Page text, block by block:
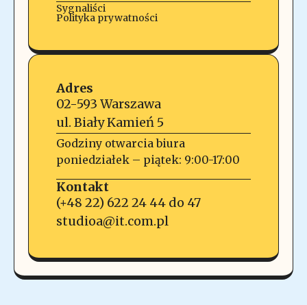
Sygnaliści
Polityka prywatności
Adres
02-593 Warszawa
ul. Biały Kamień 5
Godziny otwarcia biura
poniedziałek – piątek: 9:00-17:00
Kontakt
(+48 22) 622 24 44 do 47
studioa@it.com.pl